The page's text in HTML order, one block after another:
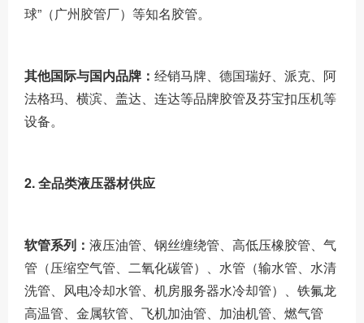
球”（广州胶管厂）等知名胶管。
其他国际与国内品牌： 经销马牌、德国瑞好、派克、阿
法格玛、横滨、盖达、连达等品牌胶管及芬宝扣压机等
设备。
2. 全品类液压器材供应
软管系列： 液压油管、钢丝缠绕管、高低压橡胶管、气
管（压缩空气管、二氧化碳管）、水管（输水管、水清
洗管、风电冷却水管、机房服务器水冷却管）、铁氟龙
高温管、金属软管、飞机加油管、加油机管、燃气管